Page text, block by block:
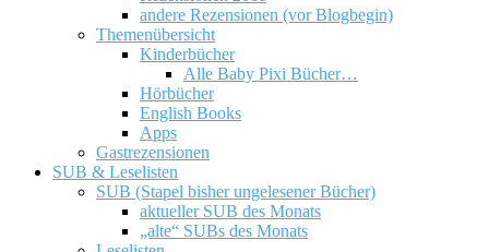
andere Rezensionen (vor Blogbegin)
Themenübersicht
Kinderbücher
Alle Baby Pixi Bücher…
Hörbücher
English Books
Apps
Gastrezensionen
SUB & Leselisten
SUB (Stapel bisher ungelesener Bücher)
aktueller SUB des Monats
„alte“ SUBs des Monats